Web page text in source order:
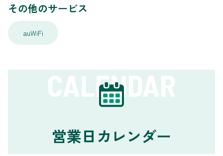
その他のサービス
auWiFi
CALENDAR
営業日カレンダー